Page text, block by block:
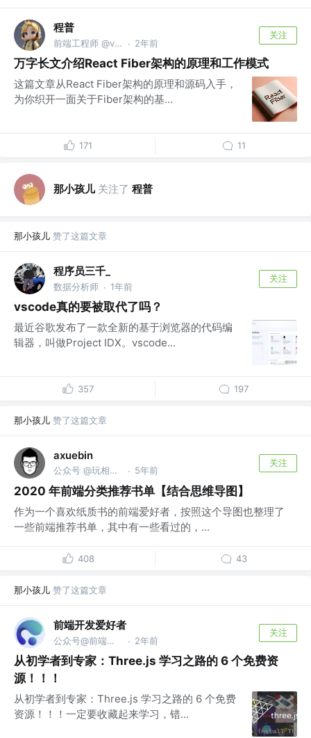
程普
前端工程师 @v:bigye_chengpu · 2年前
关注
万字长文介绍React Fiber架构的原理和工作模式
这篇文章从React Fiber架构的原理和源码入手，
为你织开一面关于Fiber架构的基...
171 11
那小孩儿 关注了 程普
那小孩儿 赞了这篇文章
程序员三千_
数据分析师 · 1年前
关注
vscode真的要被取代了吗？
最近谷歌发布了一款全新的基于浏览器的代码编
辑器，叫做Project IDX。vscode...
357 197
那小孩儿 赞了这篇文章
axuebin
公众号 @玩相机的程序员 · 5年前
关注
2020 年前端分类推荐书单【结合思维导图】
作为一个喜欢纸质书的前端爱好者，按照这个导图也整理了
一些前端推荐书单，其中有一些看过的，...
408 43
那小孩儿 赞了这篇文章
前端开发爱好者
公众号@前端开发爱好者 · 2年前
关注
从初学者到专家：Three.js 学习之路的 6 个免费资
源！！！
从初学者到专家：Three.js 学习之路的 6 个免费
资源！！！一定要收藏起来学习，错...